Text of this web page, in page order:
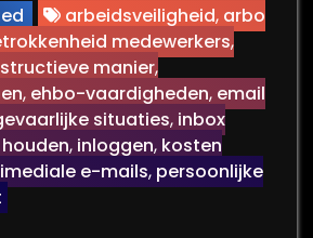
arbeidsveiligheid, arbo
medewerkers,
manier,
, ehbo-vaardigheden, email
situaties, inbox
, inloggen, kosten
e-mails, persoonlijke